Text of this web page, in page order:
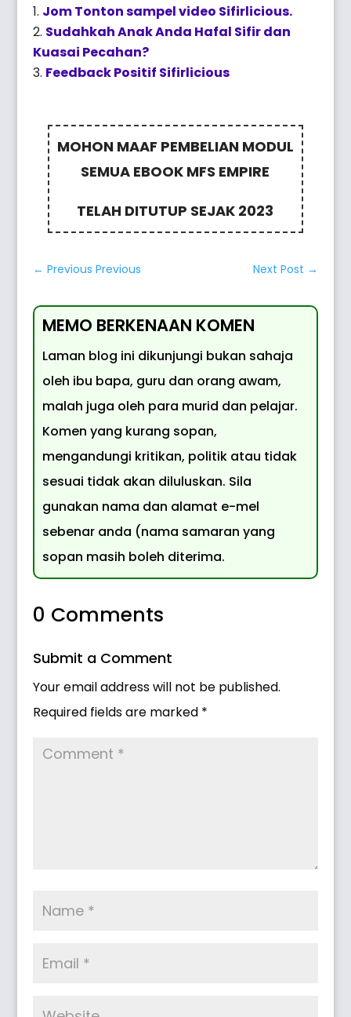
Jom Tonton sampel video Sifirlicious.
Sudahkah Anak Anda Hafal Sifir dan
Kuasai Pecahan?
Feedback Positif Sifirlicious
MOHON MAAF PEMBELIAN MODUL
SEMUA EBOOK MFS EMPIRE
TELAH DITUTUP SEJAK 2023
←Previous Previous Next Post →
MEMO BERKENAAN KOMEN
Laman blog ini dikunjungi bukan sahaja
oleh ibu bapa, guru dan orang awam,
malah juga oleh para murid dan pelajar.
Komen yang kurang sopan,
mengandungi kritikan, politik atau tidak
sesuai tidak akan diluluskan. Sila
gunakan nama dan alamat e-mel
sebenar anda (nama samaran yang
sopan masih boleh diterima.
0 Comments
Submit a Comment
Your email address will not be published.
Required fields are marked *